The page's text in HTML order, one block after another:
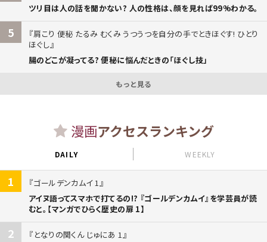
ツリ目は人の話を聞かない? 人の性格は、顔を見れば99%わかる。
5
肩こり 便秘 たるみ むくみ うつうつを自分の手でときほぐす! ひとり
ほぐし
腸のどこが凝ってる? 便秘に悩んだときの「ほぐし技」
もっと見る
漫画アクセスランキング
DAILY WEEKLY
1
ゴールデンカムイ 1
アイヌ語ってスマホで打てるの!? 『ゴールデンカムイ』を学芸員が読
むと。【マンガでひらく歴史の扉 1】
2
となりの関くん じゅにあ 1